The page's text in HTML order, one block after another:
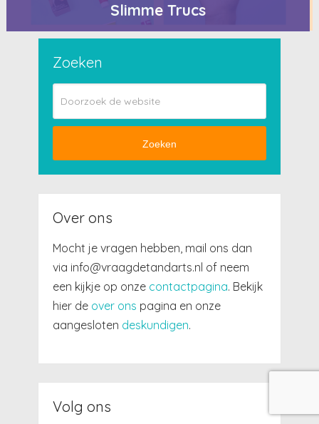
Slimme Trucs
Zoeken
Zoeken
Over ons
Mocht je vragen hebben, mail ons dan
via info@vraagdetandarts.nl of neem
een kijkje op onze contactpagina. Bekijk
hier de over ons pagina en onze
aangesloten deskundigen.
Volg ons